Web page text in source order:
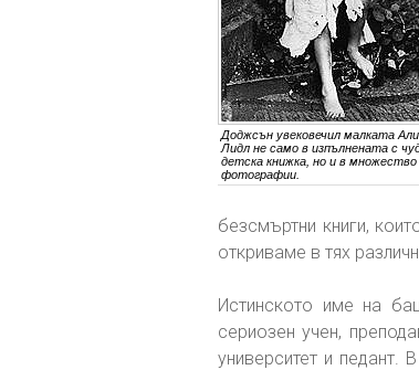
Доджсън увековечил малката
Лидл не само в изпълнената с
детска книжка, но и в множество
фотографии.
безсмъртни книги,
откриваме в тях
Истинското име на
сериозен учен,
университет и педант.